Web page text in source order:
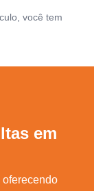
você tem
em